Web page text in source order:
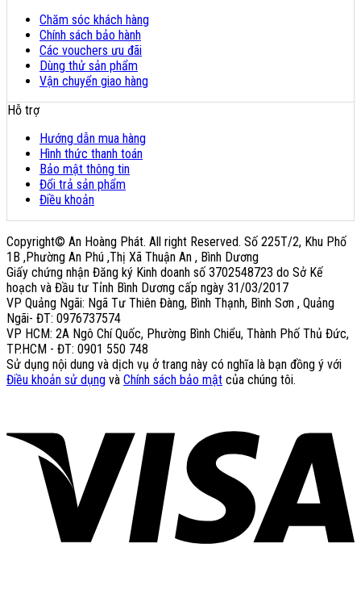
Chăm sóc khách hàng
Chính sách bảo hành
Các vouchers ưu đãi
Dùng thử sản phẩm
Vận chuyển giao hàng
Hỗ trợ
Hướng dẫn mua hàng
Hình thức thanh toán
Bảo mật thông tin
Đổi trả sản phẩm
Điều khoản
Copyright© An Hoàng Phát. All right Reserved. Số 225T/2, Khu Phố
1B ,Phường An Phú ,Thị Xã Thuận An , Bình Dương
Giấy chứng nhận Đăng ký Kinh doanh số 3702548723 do Sở Kế
hoạch và Đầu tư Tỉnh Bình Dương cấp ngày 31/03/2017
VP Quảng Ngãi: Ngã Tư Thiên Đàng, Bình Thạnh, Bình Sơn , Quảng
Ngãi- ĐT: 0976737574
VP HCM: 2A Ngô Chí Quốc, Phường Bình Chiểu, Thành Phố Thủ Đức,
TP.HCM - ĐT: 0901 550 748
Sử dụng nội dung và dịch vụ ở trang này có nghĩa là bạn đồng ý với
Điều khoản sử dụng và Chính sách bảo mật của chúng tôi.